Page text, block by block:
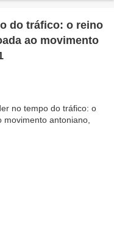
do tráfico: o reino
ao movimento